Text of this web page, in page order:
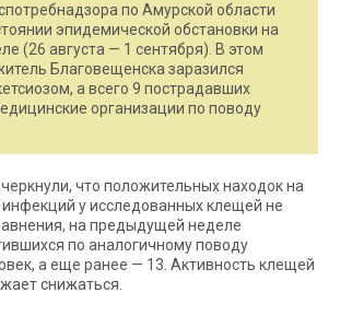
по Амурской области
эпидемической обстановки на
(26 августа — 1 сентября). В этом
Благовещенска заразился
а всего 9 пострадавших
организации по поводу
что положительных находок на
у исследованных клещей не
на предыдущей неделе
по аналогичному поводу
а еще ранее — 13. Активность клещей
снижаться.